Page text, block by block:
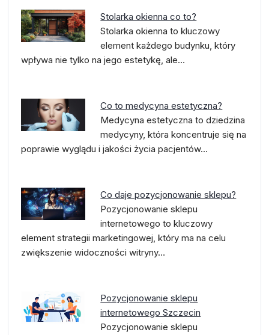
Stolarka okienna co to?
Stolarka okienna to kluczowy
element każdego budynku, który
wpływa nie tylko na jego estetykę, ale…
Co to medycyna estetyczna?
Medycyna estetyczna to dziedzina
medycyny, która koncentruje się na
poprawie wyglądu i jakości życia pacjentów…
Co daje pozycjonowanie sklepu?
Pozycjonowanie sklepu
internetowego to kluczowy
element strategii marketingowej, który ma na celu
zwiększenie widoczności witryny…
Pozycjonowanie sklepu
internetowego Szczecin
Pozycjonowanie sklepu